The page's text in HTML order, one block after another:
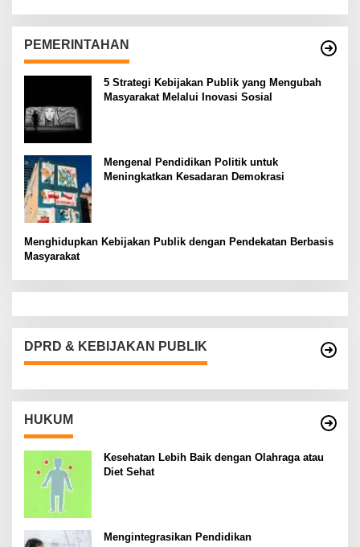
PEMERINTAHAN
5 Strategi Kebijakan Publik yang Mengubah
Masyarakat Melalui Inovasi Sosial
Mengenal Pendidikan Politik untuk
Meningkatkan Kesadaran Demokrasi
Menghidupkan Kebijakan Publik dengan Pendekatan Berbasis
Masyarakat
DPRD & KEBIJAKAN PUBLIK
HUKUM
Kesehatan Lebih Baik dengan Olahraga atau
Diet Sehat
Mengintegrasikan Pendidikan